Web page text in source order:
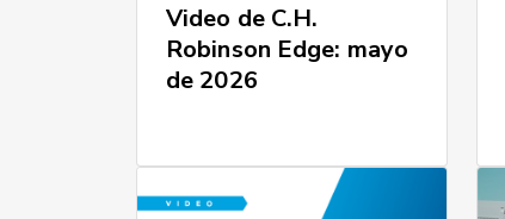
Video de C.H.
Robinson Edge: mayo
de 2026